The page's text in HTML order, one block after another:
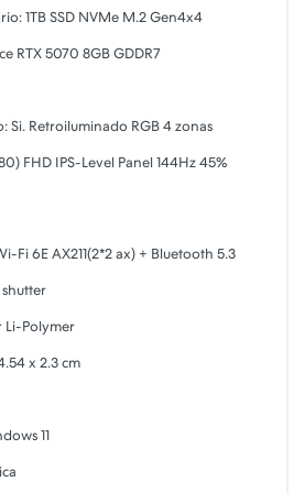
1TB SSD NVMe M.2 Gen4x4
RTX 5070 8GB GDDR7
Si. Retroiluminado RGB 4 zonas
FHD IPS-Level Panel 144Hz 45%
Fi 6E AX211(2*2 ax) + Bluetooth 5.3
Li-Polymer
x 2.3 cm
11